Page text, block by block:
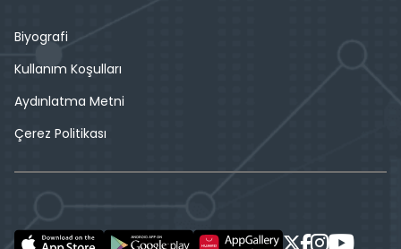
Biyografi
Kullanım Koşulları
Aydınlatma Metni
Çerez Politikası